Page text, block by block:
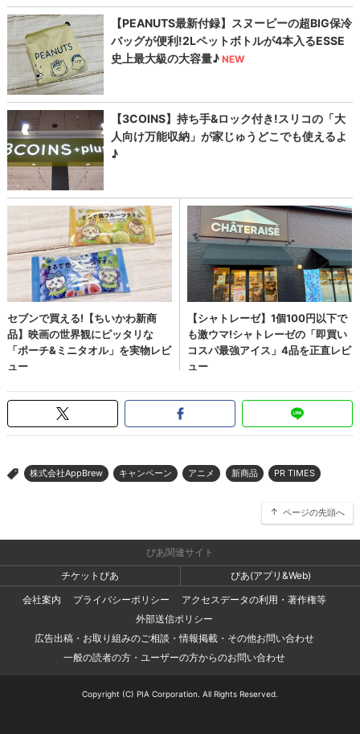
> 株式会社AppBrew キャンペーン アニメ 新商品 PR TIMES
ページの先頭へ
ぴあ関連サイト
チケットぴあ
ぴあ(アプリ&Web)
会社案内
プライバシーポリシー
アクセスデータの利用・著作権等
外部送信ポリシー
広告出稿・お取り組みのご相談・情報掲載・その他お問い合わせ
一般の読者の方・ユーザーの方からのお問い合わせ
Copyright (C) PIA Corporation. All Rights Reserved.